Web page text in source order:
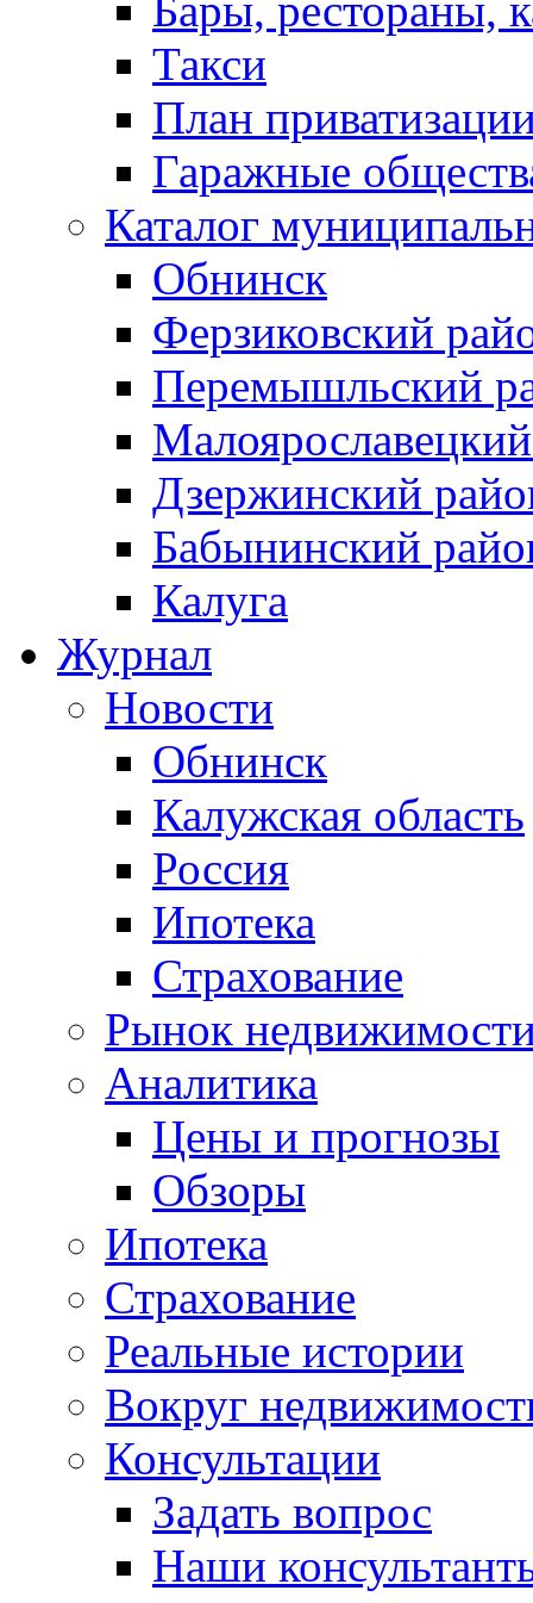
Бары, рестораны,
Такси
План
Гаражные
Каталог
Обнинск
Ферзиковский
Перемышльский
Дзержинский
Бабынинский
Калуга
Журнал
Новости
Обнинск
Калужская область
Россия
Ипотека
Страхование
Рынок
Аналитика
Цены и прогнозы
Обзоры
Ипотека
Страхование
Реальные истории
Вокруг
Консультации
Задать вопрос
Наши